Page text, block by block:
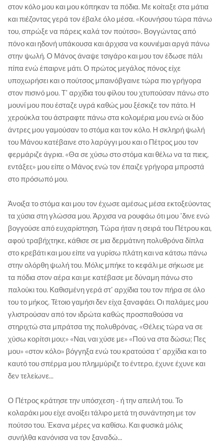
στον κόλο μου και μου κόπηκαν τα πόδια. Με κοίταξε στα μάτια
και πιέζοντας γερά τον έβαλε όλο μέσα. «Κουνήσου τώρα πάνω
του, σπρώξε να πάρεις καλά τον πούτσο». Βογγώντας από
πόνο και ηδονή υπάκουσα και άρχισα να κουνιέμαι αργά πάνω
στην ψωλή. Ο Μάνος άναψε τσιγάρο και μου τον έδωσε πάλι
πίπα ενώ έπαιρνε μάτι. Ο πρώτος μεγάλος πόνος είχε
υποχωρήσει και ο πούτσος μπαινόβγαινε τώρα πιο γρήγορα
στον πισινό μου. Τ' αρχίδια του φίλου του χτυπούσαν πάνω στο
μουνί μου που έσταζε υγρά καθώς μου ξέσκιζε τον πάτο. Η
χερούκλα του άστραφτε πάνω στα κολομέρια μου ενώ οι δύο
άντρες μου γαμούσαν το στόμα και τον κόλο. Η σκληρή ψωλή
του Μάνου κατέβαινε στο λαρύγγι μου και ο Πέτρος μου τον
φερμάριζε άγρια. «Θα σε χύσω στο στόμα και θέλω να τα πιεις,
εντάξει;» μου είπε ο Μάνος ενώ τον έπαιζε γρήγορα μπροστά
στο πρόσωπό μου.
Άνοιξα το στόμα και μου τον έχωσε αμέσως μέσα εκτοξεύοντας
τα χύσια στη γλώσσα μου. Άρχισα να ρουφάω ότι μου 'δινε ενώ
βογγούσε από ευχαρίστηση. Τώρα ήταν η σειρά του Πέτρου και,
αφού τραβήχτηκε, κάθισε σε μια δερμάτινη πολυθρόνα δίπλα
στο κρεβάτι και μου είπε να γυρίσω πλάτη και να κάτσω πάνω
στην ολόρθη ψωλή του. Μόλις μπήκε το κεφάλι με σήκωσε με
τα πόδια στον αέρα και με κατέβασε με δύναμη πάνω στο
παλούκι του. Καθισμένη γερά στ' αρχίδια του τον πήρα σε όλο
του το μήκος. Τέτοιο γαμήσι δεν είχα ξαναφάει. Οι παλάμες μου
γλιστρούσαν από τον ιδρώτα καθώς προσπαθούσα να
στηριχτώ στα μπράτσα της πολυθρόνας. «Θέλεις τώρα να σε
χύσω κορίτσι μου;» «Ναι, ναι χύσε με» «Πού να στα δώσω; Πες
μου» «στον κόλο» βόγγηξα ενώ του κρατούσα τ' αρχίδια και το
καυτό του σπέρμα μου πλημμύριζε το έντερο, έχυνε έχυνε και
δεν τελείωνε...
Ο Πέτρος κράτησε την υπόσχεση - ή την απειλή του. Το
κολαράκι μου είχε ανοίξει τάλιρο μετά τη συνάντηση με τον
πούτσο του. Έκανα μέρες να καθίσω. Και φυσικά μόλις
συνήλθα κανόνισα να τον ξαναδώ...